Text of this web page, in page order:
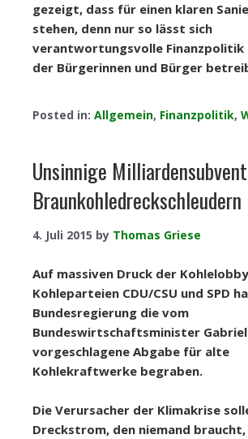
gezeigt, dass für einen klaren
stehen, denn nur so lässt sich
verantwortungsvolle Finanzpolitik
der Bürgerinnen und Bürger
Posted in: Allgemein, Finanzpolitik,
Unsinnige
Braunkohledreckschleudern
4. Juli 2015 by Thomas Griese
Auf massiven Druck der
Kohleparteien CDU/CSU und SPD
Bundesregierung die vom
Bundeswirtschaftsminister
vorgeschlagene Abgabe für alte
Kohlekraftwerke begraben.
Die Verursacher der Klimakrise
Dreckstrom, den niemand